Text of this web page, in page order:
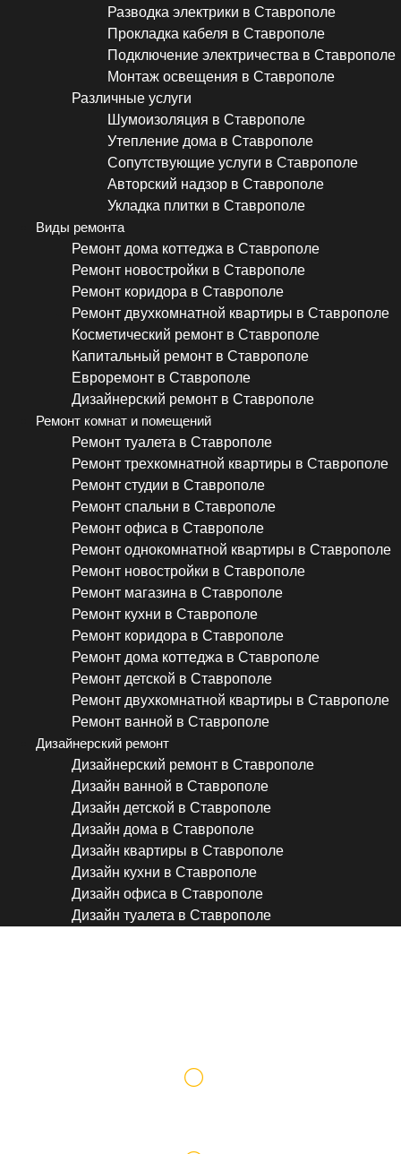
Разводка электрики в Ставрополе
Прокладка кабеля в Ставрополе
Подключение электричества в Ставрополе
Монтаж освещения в Ставрополе
Различные услуги
Шумоизоляция в Ставрополе
Утепление дома в Ставрополе
Сопутствующие услуги в Ставрополе
Авторский надзор в Ставрополе
Укладка плитки в Ставрополе
Виды ремонта
Ремонт дома коттеджа в Ставрополе
Ремонт новостройки в Ставрополе
Ремонт коридора в Ставрополе
Ремонт двухкомнатной квартиры в Ставрополе
Косметический ремонт в Ставрополе
Капитальный ремонт в Ставрополе
Евроремонт в Ставрополе
Дизайнерский ремонт в Ставрополе
Ремонт комнат и помещений
Ремонт туалета в Ставрополе
Ремонт трехкомнатной квартиры в Ставрополе
Ремонт студии в Ставрополе
Ремонт спальни в Ставрополе
Ремонт офиса в Ставрополе
Ремонт однокомнатной квартиры в Ставрополе
Ремонт новостройки в Ставрополе
Ремонт магазина в Ставрополе
Ремонт кухни в Ставрополе
Ремонт коридора в Ставрополе
Ремонт дома коттеджа в Ставрополе
Ремонт детской в Ставрополе
Ремонт двухкомнатной квартиры в Ставрополе
Ремонт ванной в Ставрополе
Дизайнерский ремонт
Дизайнерский ремонт в Ставрополе
Дизайн ванной в Ставрополе
Дизайн детской в Ставрополе
Дизайн дома в Ставрополе
Дизайн квартиры в Ставрополе
Дизайн кухни в Ставрополе
Дизайн офиса в Ставрополе
Дизайн туалета в Ставрополе